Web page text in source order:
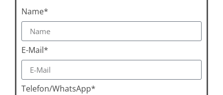
Name*
E-Mail*
Telefon/WhatsApp*